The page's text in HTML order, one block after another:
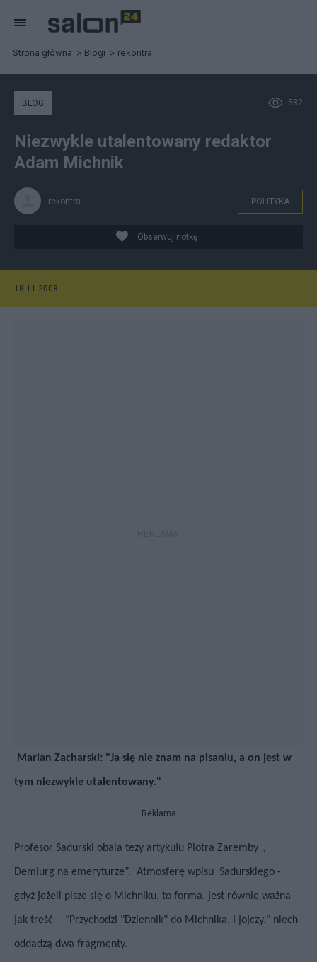
Strona główna Blogi rekontra
582
BLOG
Niezwykle utalentowany redaktor
Adam Michnik
rekontra POLITYKA
Obserwuj notkę
18.11.2008
Marian Zacharski: "Ja się nie znam na pisaniu, a on jest w
tym niezwykle utalentowany."
Reklama
Profesor Sadurski obala tezy artykułu Piotra Zaremby „
Demiurg na emeryturze”. Atmosferę wpisu Sadurskiego -
gdyż jeżeli pisze się o Michniku, to forma, jest równie ważna
jak treść - "Przychodzi "Dziennik" do Michnika. I jojczy." niech
oddadzą dwa fragmenty.